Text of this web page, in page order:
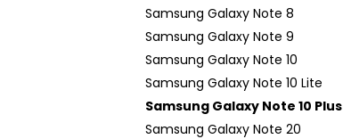
Samsung Galaxy Note 8
Samsung Galaxy Note 9
Samsung Galaxy Note 10
Samsung Galaxy Note 10 Lite
Samsung Galaxy Note 10 Plus
Samsung Galaxy Note 20